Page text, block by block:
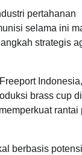
pertahanan
selama ini
strategis
brass cup
rantai
berbasis potensi